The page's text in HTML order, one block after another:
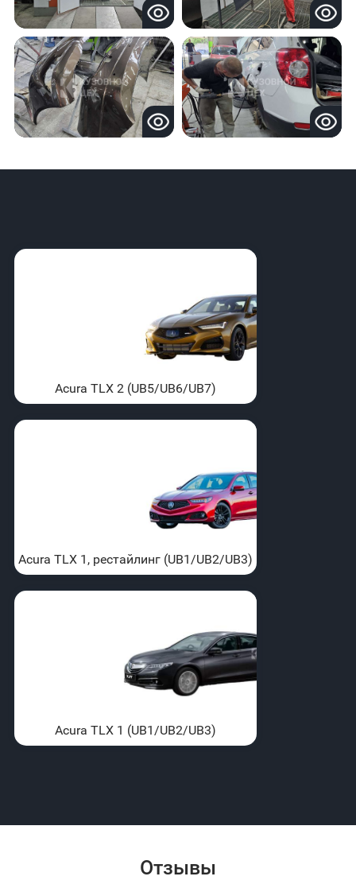
Acura TLX 2 (UB5/UB6/UB7)
Acura TLX 1, рестайлинг (UB1/UB2/UB3)
Acura TLX 1 (UB1/UB2/UB3)
Отзывы